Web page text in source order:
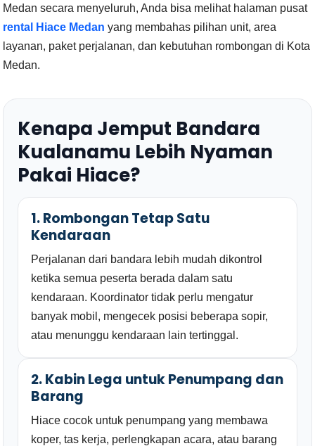
Medan secara menyeluruh, Anda bisa melihat halaman pusat
rental Hiace Medan yang membahas pilihan unit, area
layanan, paket perjalanan, dan kebutuhan rombongan di Kota
Medan.
Kenapa Jemput Bandara
Kualanamu Lebih Nyaman
Pakai Hiace?
1. Rombongan Tetap Satu
Kendaraan
Perjalanan dari bandara lebih mudah dikontrol
ketika semua peserta berada dalam satu
kendaraan. Koordinator tidak perlu mengatur
banyak mobil, mengecek posisi beberapa sopir,
atau menunggu kendaraan lain tertinggal.
2. Kabin Lega untuk Penumpang dan
Barang
Hiace cocok untuk penumpang yang membawa
koper, tas kerja, perlengkapan acara, atau barang